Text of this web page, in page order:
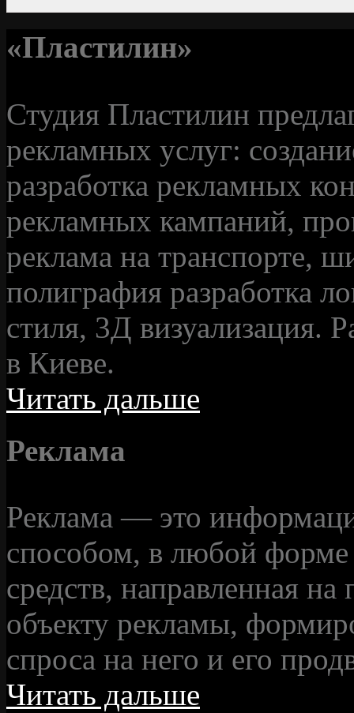
«Пластилин»
Студия Пластилин
рекламных услуг:
разработка рекламных
рекламных кампаний,
реклама на транспорте,
полиграфия разработка
стиля, 3Д визуализация.
в Киеве.
Читать дальше
Реклама
Реклама — это
способом, в любой
средств, направленная
объекту рекламы,
спроса на него и его
Читать дальше